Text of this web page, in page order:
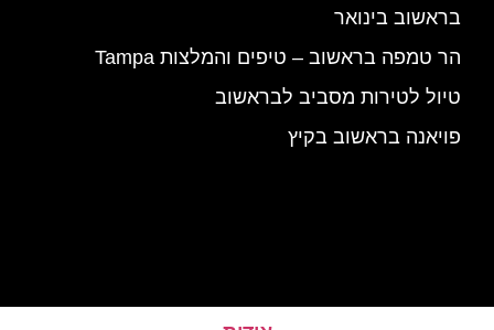
בראשוב בינואר
הר טמפה בראשוב – טיפים והמלצות Tampa
טיול לטירות מסביב לבראשוב
פויאנה בראשוב בקיץ